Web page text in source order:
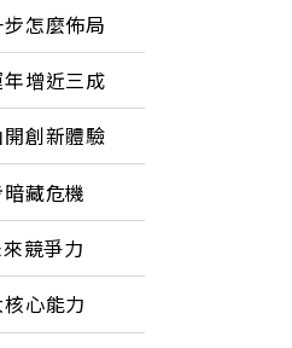
怎麼佈局
增近三成
創新體驗
藏危機
競爭力
心能力